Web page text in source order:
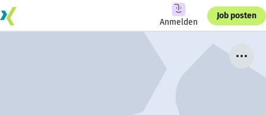
Anmelden
Job posten